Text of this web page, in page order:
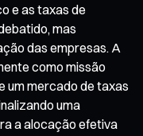
e as taxas de
mas
das empresas. A
como missão
um mercado de taxas
uma
a alocação efetiva